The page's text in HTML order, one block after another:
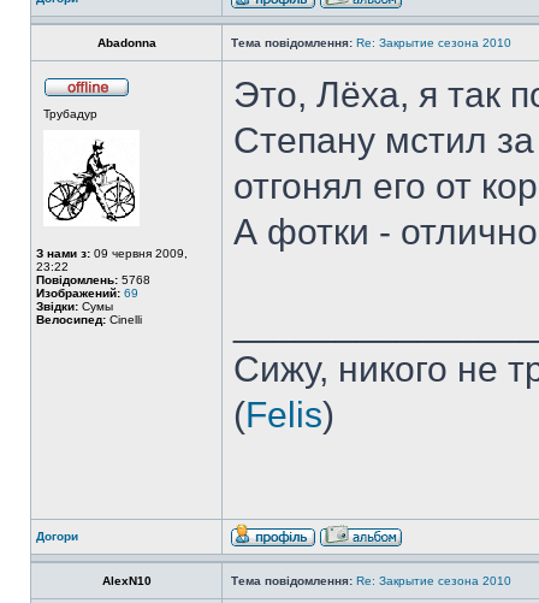
Abadonna Тема повідомлення: Re: Закрытие сезона 2010
Трубадур
З нами з: 09 червня 2009,
23:22
Повідомлень: 5768
Изображений: 69
Звідки: Сумы
Велосипед: Cinelli
Это, Лёха, я так
Степану мстил
отгонял его от
А фотки -
Сижу, никого не
(Felis)
Догори
AlexN10 Тема повідомлення: Re: Закрытие сезона 2010